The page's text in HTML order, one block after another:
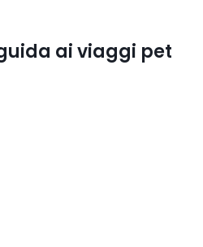
ai viaggi pet